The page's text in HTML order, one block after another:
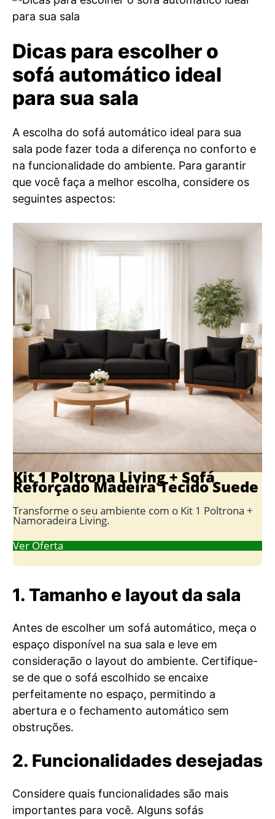
Dicas para escolher o
sofá automático ideal
para sua sala
A escolha do sofá automático ideal para sua
sala pode fazer toda a diferença no conforto e
na funcionalidade do ambiente. Para garantir
que você faça a melhor escolha, considere os
seguintes aspectos:
Kit 1 Poltrona Living + Sofá
Reforçado Madeira Tecido Suede
Transforme o seu ambiente com o Kit 1 Poltrona +
Namoradeira Living.
Ver Oferta
1. Tamanho e layout da sala
Antes de escolher um sofá automático, meça o
espaço disponível na sua sala e leve em
consideração o layout do ambiente. Certifique-
se de que o sofá escolhido se encaixe
perfeitamente no espaço, permitindo a
abertura e o fechamento automático sem
obstruções.
2. Funcionalidades desejadas
Considere quais funcionalidades são mais
importantes para você. Alguns sofás